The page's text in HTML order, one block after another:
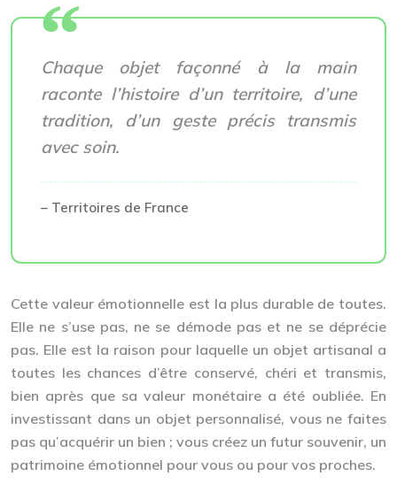
Chaque objet façonné à la main
raconte l’histoire d’un territoire, d’une
tradition, d’un geste précis transmis
avec soin.
– Territoires de France
Cette valeur émotionnelle est la plus durable de toutes.
Elle ne s’use pas, ne se démode pas et ne se déprécie
pas. Elle est la raison pour laquelle un objet artisanal a
toutes les chances d’être conservé, chéri et transmis,
bien après que sa valeur monétaire a été oubliée. En
investissant dans un objet personnalisé, vous ne faites
pas qu’acquérir un bien ; vous créez un futur souvenir, un
patrimoine émotionnel pour vous ou pour vos proches.